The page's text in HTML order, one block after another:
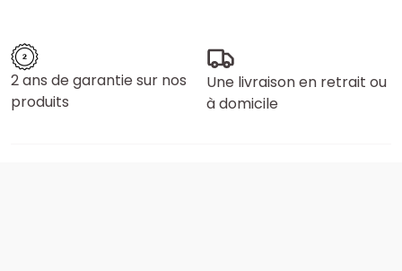
2 ans de garantie sur nos
produits
Une livraison en retrait ou
à domicile